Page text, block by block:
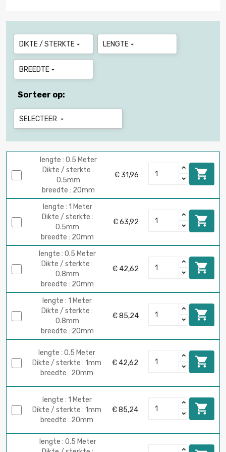
DIKTE / STERKTE  LENGTE 
BREEDTE 
Sorteer op:
SELECTEER 
lengte : 0.5 Meter
Dikte / sterkte :
0.5mm
breedte : 20mm
€ 31,96 
lengte : 1 Meter
Dikte / sterkte :
0.5mm
breedte : 20mm
€ 63,92 
lengte : 0.5 Meter
Dikte / sterkte :
0.8mm
breedte : 20mm
€ 42,62 
lengte : 1 Meter
Dikte / sterkte :
0.8mm
breedte : 20mm
€ 85,24 
lengte : 0.5 Meter
Dikte / sterkte : 1mm
breedte : 20mm
€ 42,62 
lengte : 1 Meter
Dikte / sterkte : 1mm
breedte : 20mm
€ 85,24 
lengte : 0.5 Meter